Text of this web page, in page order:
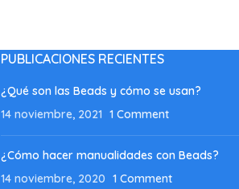
PUBLICACIONES RECIENTES
¿Qué son las Beads y cómo se usan?
14 noviembre, 2021 1 Comment
¿Cómo hacer manualidades con Beads?
14 noviembre, 2020 1 Comment